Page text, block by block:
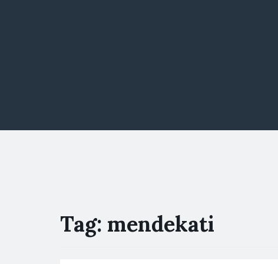
Tag: mendekati